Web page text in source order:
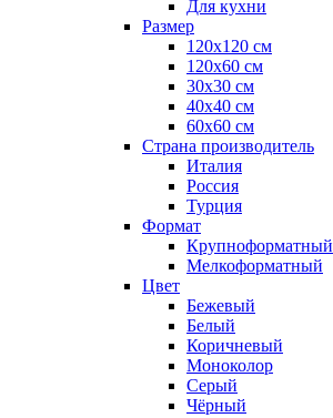
Для кухни
Размер
120x120 см
120x60 см
30x30 см
40x40 см
60x60 см
Страна производитель
Италия
Россия
Турция
Формат
Крупноформатный
Мелкоформатный
Цвет
Бежевый
Белый
Коричневый
Моноколор
Серый
Чёрный